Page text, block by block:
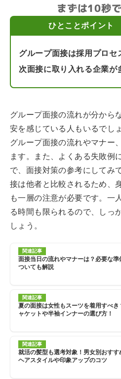
まずは10秒
ひとことポイント
グループ面接は採用プロセ
次面接に取り入れる企業が
グループ面接の流れが分から
安を感じている人もいるでし
グループ面接の流れやマナー
ます。また、よくある失敗例
で、面接対策の参考にしてみ
接は他者と比較されるため、
も一層の注意が必要です。一
る時間も限られるので、しっ
しょう。
関連記事
面接当日の流れやマナーは？必要な準
ついても解説
関連記事
夏の面接は女性もスーツを着用すべき
ャケットや半袖インナーの選び方！
関連記事
就活の髪型も選考対象！男女別おすす
ヘアスタイルや印象アップのコツ